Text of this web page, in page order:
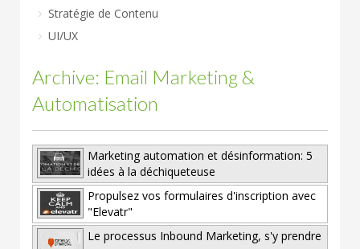
Stratégie de Contenu
UI/UX
Archive: Email Marketing &
Automatisation
Marketing automation et désinformation: 5
idées à la déchiqueteuse
Propulsez vos formulaires d'inscription avec
"Elevatr"
Le processus Inbound Marketing, s'y prendre